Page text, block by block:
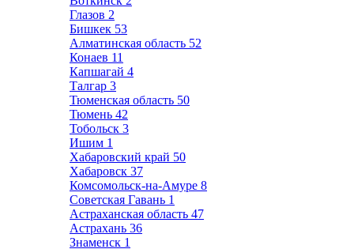
Глазов 2
Бишкек 53
Алматинская область 52
Конаев 11
Капшагай 4
Талгар 3
Тюменская область 50
Тюмень 42
Тобольск 3
Ишим 1
Хабаровский край 50
Хабаровск 37
Комсомольск-на-Амуре 8
Советская Гавань 1
Астраханская область 47
Астрахань 36
Знаменск 1